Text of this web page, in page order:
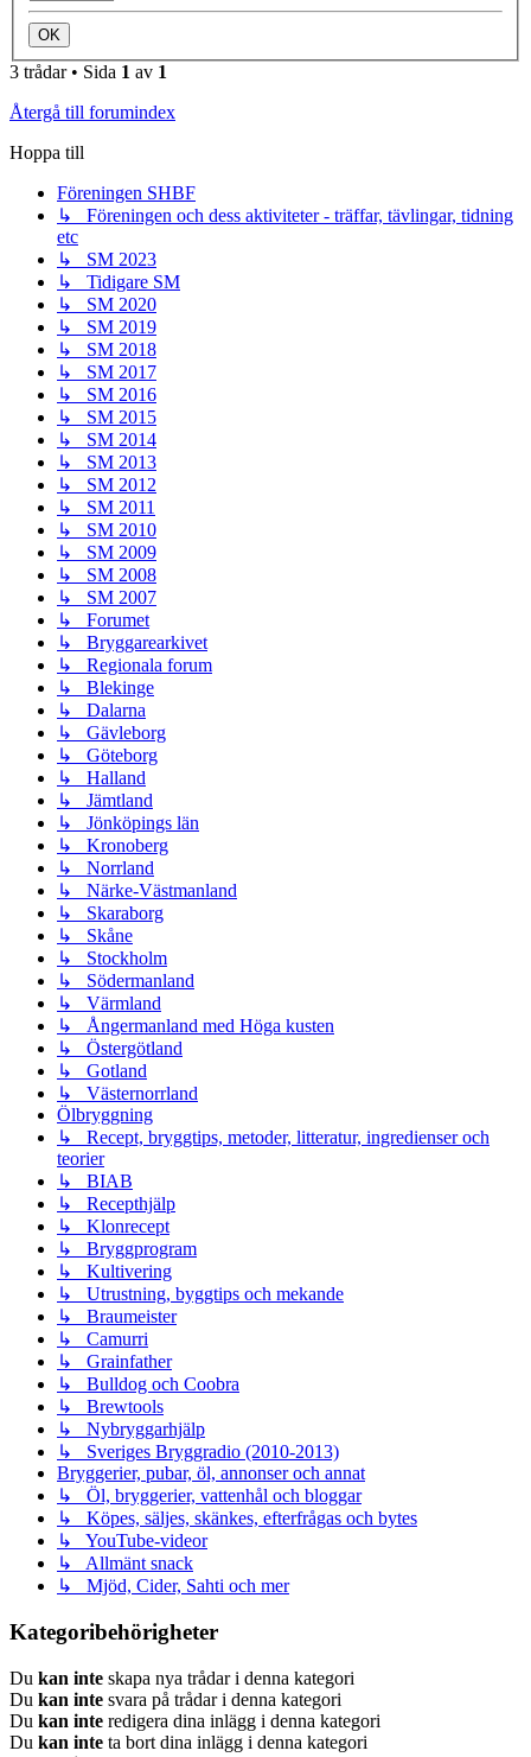
3 trådar • Sida 1 av 1
Återgå till forumindex
Hoppa till
Föreningen SHBF
↳ Föreningen och dess aktiviteter - träffar, tävlingar, tidning
etc
↳ SM 2023
↳ Tidigare SM
↳ SM 2020
↳ SM 2019
↳ SM 2018
↳ SM 2017
↳ SM 2016
↳ SM 2015
↳ SM 2014
↳ SM 2013
↳ SM 2012
↳ SM 2011
↳ SM 2010
↳ SM 2009
↳ SM 2008
↳ SM 2007
↳ Forumet
↳ Bryggarearkivet
↳ Regionala forum
↳ Blekinge
↳ Dalarna
↳ Gävleborg
↳ Göteborg
↳ Halland
↳ Jämtland
↳ Jönköpings län
↳ Kronoberg
↳ Norrland
↳ Närke-Västmanland
↳ Skaraborg
↳ Skåne
↳ Stockholm
↳ Södermanland
↳ Värmland
↳ Ångermanland med Höga kusten
↳ Östergötland
↳ Gotland
↳ Västernorrland
Ölbryggning
↳ Recept, bryggtips, metoder, litteratur, ingredienser och
teorier
↳ BIAB
↳ Recepthjälp
↳ Klonrecept
↳ Bryggprogram
↳ Kultivering
↳ Utrustning, byggtips och mekande
↳ Braumeister
↳ Camurri
↳ Grainfather
↳ Bulldog och Coobra
↳ Brewtools
↳ Nybryggarhjälp
↳ Sveriges Bryggradio (2010-2013)
Bryggerier, pubar, öl, annonser och annat
↳ Öl, bryggerier, vattenhål och bloggar
↳ Köpes, säljes, skänkes, efterfrågas och bytes
↳ YouTube-videor
↳ Allmänt snack
↳ Mjöd, Cider, Sahti och mer
Kategoribehörigheter
Du kan inte skapa nya trådar i denna kategori
Du kan inte svara på trådar i denna kategori
Du kan inte redigera dina inlägg i denna kategori
Du kan inte ta bort dina inlägg i denna kategori